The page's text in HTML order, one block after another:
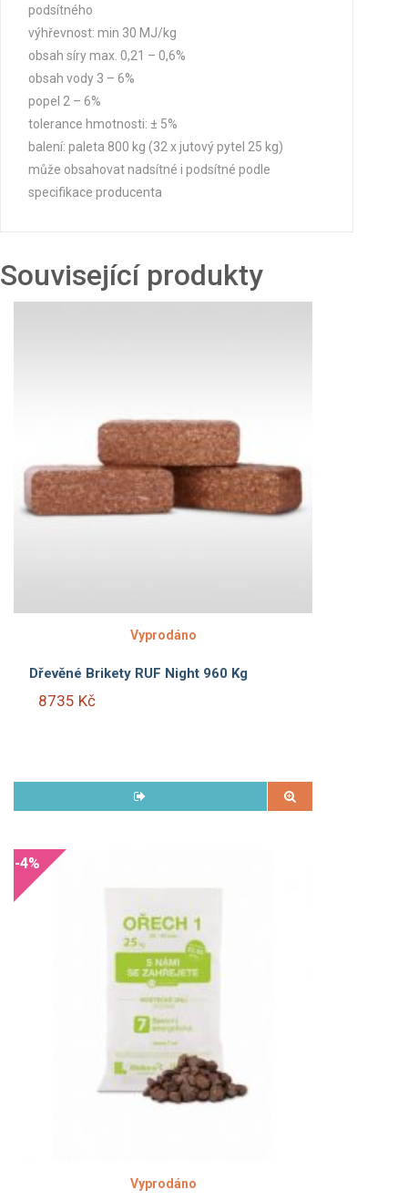
podsítného
výhřevnost: min 30 MJ/kg
obsah síry max. 0,21 – 0,6%
obsah vody 3 – 6%
popel 2 – 6%
tolerance hmotnosti: ± 5%
balení: paleta 800 kg (32 x jutový pytel 25 kg)
může obsahovat nadsítné i podsítné podle
specifikace producenta
Související produkty
Vyprodáno
Dřevěné Brikety RUF Night 960 Kg
8735 Kč
-4%
Vyprodáno